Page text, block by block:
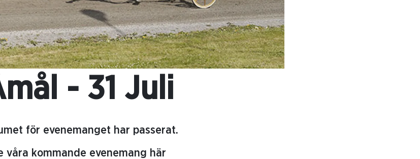
- 31 Juli
för evenemanget har passerat.
våra kommande evenemang här